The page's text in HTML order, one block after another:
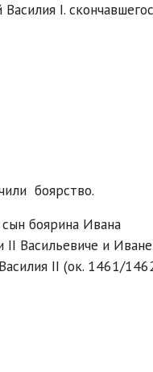
I.
боярство.
боярина Ивана
II Васильевиче и
II (ок. 1461/